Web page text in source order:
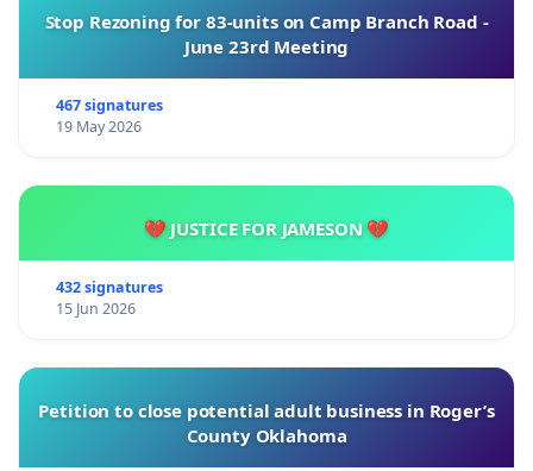
Stop Rezoning for 83-units on Camp Branch Road -
June 23rd Meeting
467 signatures
19 May 2026
💔 JUSTICE FOR JAMESON 💔
432 signatures
15 Jun 2026
Petition to close potential adult business in Roger’s
County Oklahoma